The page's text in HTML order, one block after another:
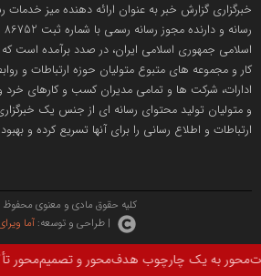
پایگاه اطلاع رسانی دریا و نفت
تریبون
انتشار گسترده محتوا در رسانه گزارش خبر
محمدعلی کرمعلی
خبرگزاری گزارش خبر به عنوان ارائه دهنده میز خدمات
اسلامی جمهوری اسلامی ایران، در صدد برآمده است
کار و مجموعه های متبوع متولیان حوزه ارتباطات و
ادارات، شرکت ها و تمامی مدیران کسب و کارهای خرد
و متولیان تولید محتوای رسانه ای از جنس یک
ارتباطات و اطلاع رسانی را برای آنها تسریع کرده و
کلیه حقوق مادی و معنوی محفوظ
| طراحی و توسعه: آما
و تصمیم‌محور تأکید کرد.